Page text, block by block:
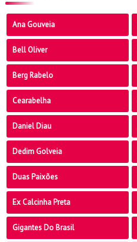
Ana Gouveia
Bell Oliver
Berg Rabelo
Cearabelha
Daniel Diau
Dedim Golveia
Duas Paixões
Ex Calcinha Preta
Gigantes Do Brasil